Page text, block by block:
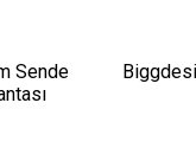
Sende